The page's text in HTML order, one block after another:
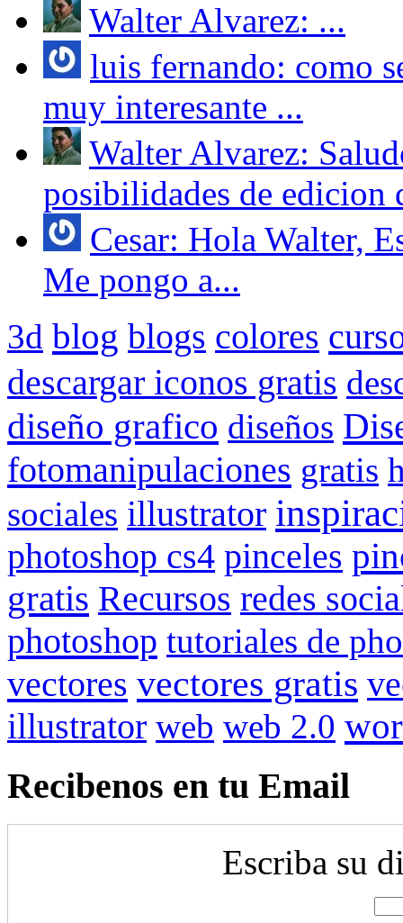
Walter Alvarez: ...
luis fernando: como
muy interesante ...
Walter Alvarez:
posibilidades de edicion
Cesar: Hola Walter,
Me pongo a...
3d blog blogs colores
descargar iconos gratis
diseño grafico diseños
fotomanipulaciones gratis
sociales illustrator
photoshop cs4 pinceles
gratis Recursos redes
photoshop tutoriales de
vectores vectores gratis
illustrator web web 2.0
Recibenos en tu Email
Escriba su